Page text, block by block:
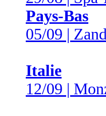
Pays-Bas
05/09 |
Italie
12/09 |